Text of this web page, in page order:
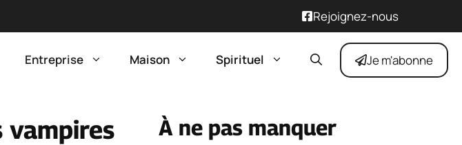
Rejoignez-nous
Entreprise Maison Spirituel Je m'abonne
vampires À ne pas manquer